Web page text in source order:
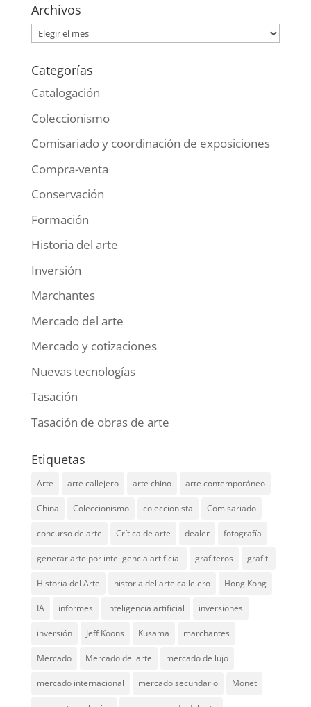
Archivos
Archivos
Categorías
Catalogación
Coleccionismo
Comisariado y coordinación de exposiciones
Compra-venta
Conservación
Formación
Historia del arte
Inversión
Marchantes
Mercado del arte
Mercado y cotizaciones
Nuevas tecnologías
Tasación
Tasación de obras de arte
Etiquetas
Arte arte callejero arte chino arte contemporáneo
China Coleccionismo coleccionista Comisariado
concurso de arte Crítica de arte dealer fotografía
generar arte por inteligencia artificial grafiteros grafiti
Historia del Arte historia del arte callejero Hong Kong
IA informes inteligencia artificial inversiones
inversión Jeff Koons Kusama marchantes
Mercado Mercado del arte mercado de lujo
mercado internacional mercado secundario Monet